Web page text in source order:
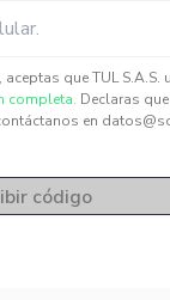
que TUL S.A.S.
completa. Declaras
en
código